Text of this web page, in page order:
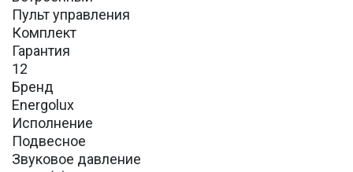
Пульт управления
Комплект
Гарантия
12
Бренд
Energolux
Исполнение
Подвесное
Звуковое давление